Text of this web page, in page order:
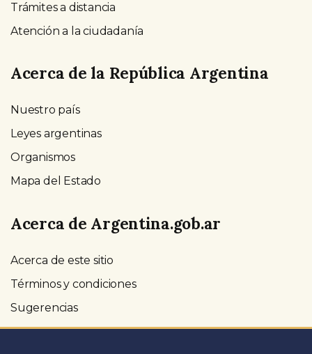
Trámites a distancia
Atención a la ciudadanía
Acerca de la República Argentina
Nuestro país
Leyes argentinas
Organismos
Mapa del Estado
Acerca de Argentina.gob.ar
Acerca de este sitio
Términos y condiciones
Sugerencias